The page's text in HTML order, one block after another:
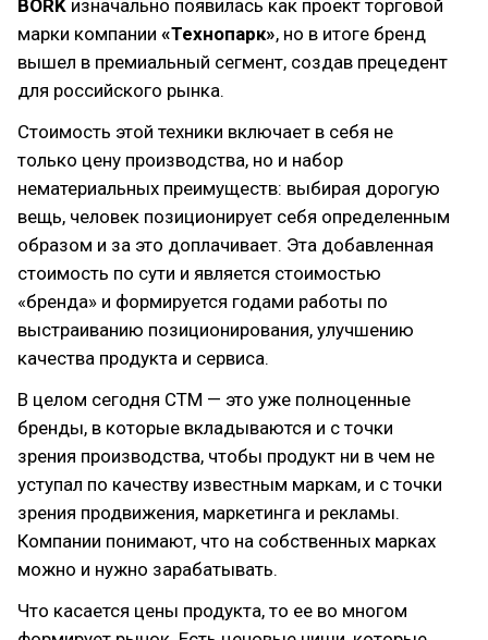
BORK изначально появилась как проект торговой
марки компании «Технопарк», но в итоге бренд
вышел в премиальный сегмент, создав прецедент
для российского рынка.
Стоимость этой техники включает в себя не
только цену производства, но и набор
нематериальных преимуществ: выбирая дорогую
вещь, человек позиционирует себя определенным
образом и за это доплачивает. Эта добавленная
стоимость по сути и является стоимостью
«бренда» и формируется годами работы по
выстраиванию позиционирования, улучшению
качества продукта и сервиса.
В целом сегодня СТМ — это уже полноценные
бренды, в которые вкладываются и с точки
зрения производства, чтобы продукт ни в чем не
уступал по качеству известным маркам, и с точки
зрения продвижения, маркетинга и рекламы.
Компании понимают, что на собственных марках
можно и нужно зарабатывать.
Что касается цены продукта, то ее во многом